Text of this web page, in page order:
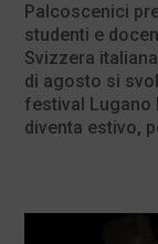
Palcoscenici
studenti e
Svizzera
di agosto si
festival Lugano
diventa estivo,